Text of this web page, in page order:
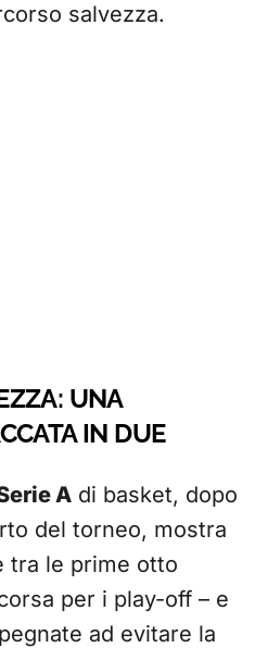
salvezza.
UNA
IN DUE
A di basket, dopo
del torneo, mostra
tra le prime otto
per i play-off – e
ad evitare la